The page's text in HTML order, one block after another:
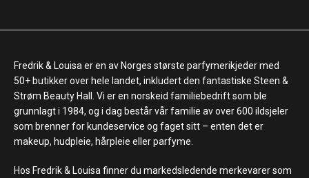
Fredrik & Louisa er en av Norges største parfymerikjeder med
50+ butikker over hele landet, inkludert den fantastiske Steen &
Strøm Beauty Hall. Vi er en norskeid familiebedrift som ble
grunnlagt i 1984, og i dag består vår familie av over 600 ildsjeler
som brenner for kundeservice og faget sitt – enten det er
makeup, hudpleie, hårpleie eller parfyme.
Hos Fredrik & Louisa finner du markedsledende merkevarer som